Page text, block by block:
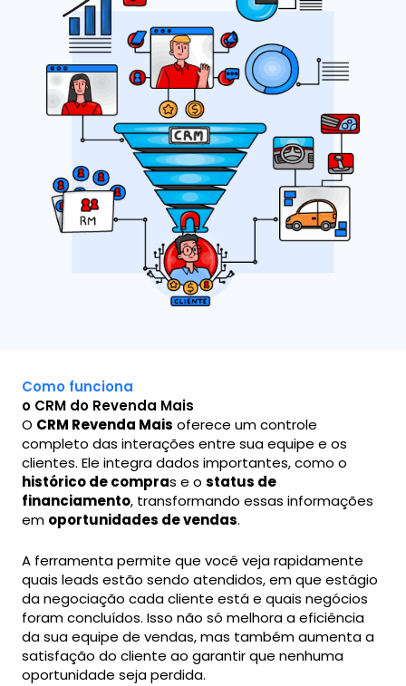
Como funciona
o CRM do Revenda Mais
O CRM Revenda Mais oferece um controle
completo das interações entre sua equipe e os
clientes. Ele integra dados importantes, como o
histórico de compras e o status de
financiamento, transformando essas informações
em oportunidades de vendas.
A ferramenta permite que você veja rapidamente
quais leads estão sendo atendidos, em que estágio
da negociação cada cliente está e quais negócios
foram concluídos. Isso não só melhora a eficiência
da sua equipe de vendas, mas também aumenta a
satisfação do cliente ao garantir que nenhuma
oportunidade seja perdida.